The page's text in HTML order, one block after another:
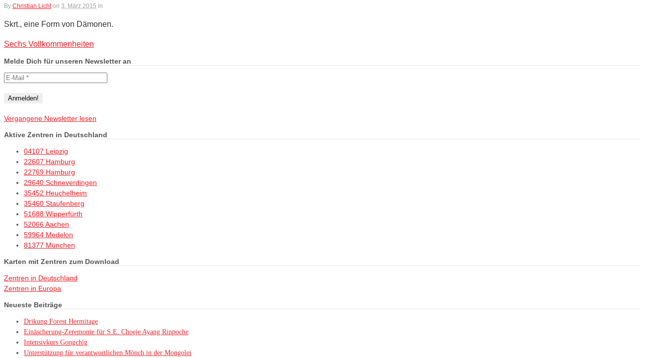
By Christian Licht on 3. März 2015 in
Skrt., eine Form von Dämonen.
Sechs Vollkommenheiten
Melde Dich für unseren Newsletter an
Vergangene Newsletter lesen
Aktive Zentren in Deutschland
04107 Leipzig
22607 Hamburg
22769 Hamburg
29640 Schneverdingen
35452 Heuchelheim
35460 Staufenberg
51688 Wipperfürth
52066 Aachen
59964 Medelon
81377 München
Karten mit Zentren zum Download
Zentren in Deutschland
Zentren in Europa
Neueste Beiträge
Drikung Forest Hermitage
Einäscherung-Zeremonie für S.E. Choeje Ayang Rinpoche
Intensivkurs Gongchig
Unterstützung für verantwortlichen Mönch in der Mongolei